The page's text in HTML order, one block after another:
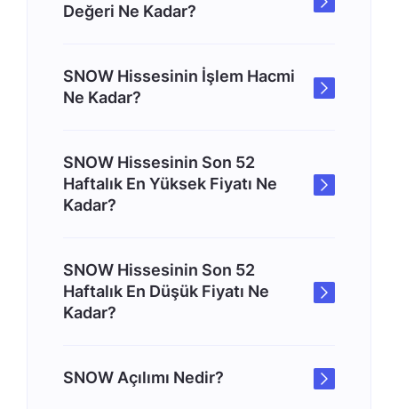
Değeri Ne Kadar?
SNOW Hissesinin İşlem Hacmi
Ne Kadar?
SNOW Hissesinin Son 52
Haftalık En Yüksek Fiyatı Ne
Kadar?
SNOW Hissesinin Son 52
Haftalık En Düşük Fiyatı Ne
Kadar?
SNOW Açılımı Nedir?